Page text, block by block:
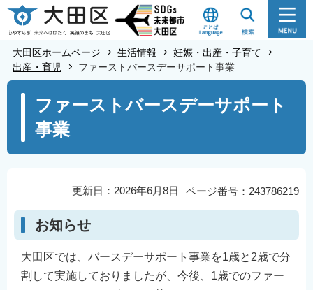
こ
の
ジ
大田区ホームページ 生活情報
妊娠・出産・子育て
出産・育児
ファーストバースデーサポート事業
ファーストバースデーサポート
事業
ページ番号：243786219
更新日：2026年6月8日
お知らせ
大田区では、バースデーサポート事業を1歳と2歳で分
割して実施しておりましたが、今後、1歳でのファー